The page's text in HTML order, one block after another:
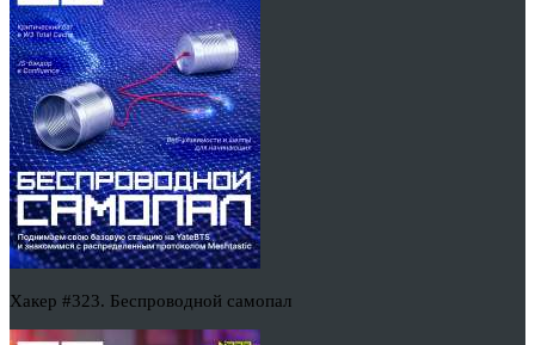
Хакер #323. Беспроводной самопал